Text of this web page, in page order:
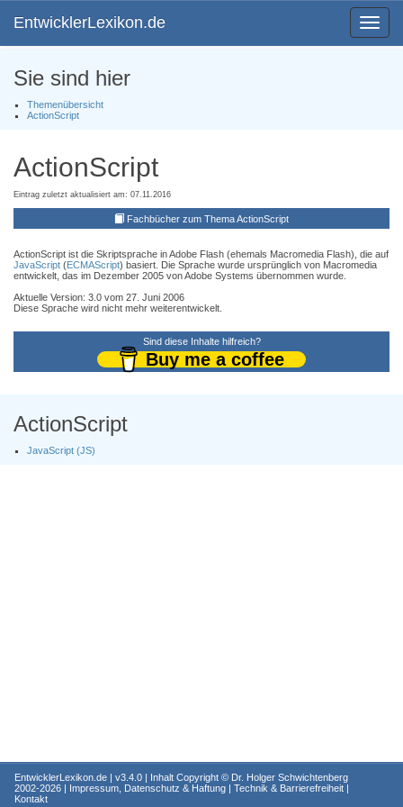
Toggle
EntwicklerLexikon.de
Sie sind hier
Themenübersicht
ActionScript
ActionScript
Eintrag zuletzt aktualisiert am: 07.11.2016
Fachbücher zum Thema ActionScript
ActionScript ist die Skriptsprache in Adobe Flash (ehemals Macromedia Flash), die auf
JavaScript (ECMAScript) basiert. Die Sprache wurde ursprünglich von Macromedia
entwickelt, das im Dezember 2005 von Adobe Systems übernommen wurde.
Aktuelle Version: 3.0 vom 27. Juni 2006
Diese Sprache wird nicht mehr weiterentwickelt.
Sind diese Inhalte hilfreich?
Buy me a coffee
ActionScript
JavaScript (JS)
EntwicklerLexikon.de | v3.4.0 | Inhalt Copyright © Dr. Holger Schwichtenberg
2002-2026 | Impressum, Datenschutz & Haftung | Technik & Barrierefreiheit |
Kontakt